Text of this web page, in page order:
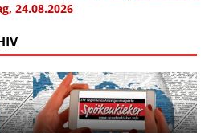
24.08.2026